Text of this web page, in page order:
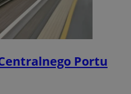
Portu